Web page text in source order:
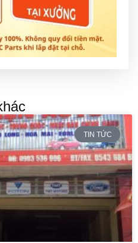
TIN TỨC